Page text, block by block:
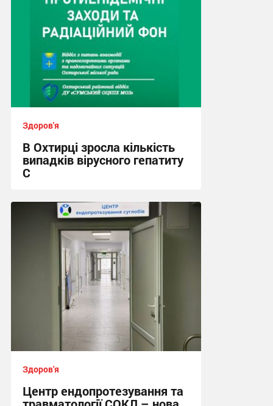
Здоров'я
В Охтирці зросла кількість
випадків вірусного гепатиту
С
17:49, 29.07.2026
Здоров'я
Центр ендопротезування та